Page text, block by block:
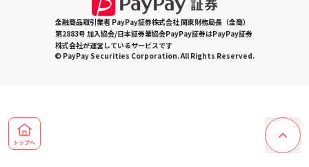
金融商品取引業者 PayPay証券株式会社 関東財務局長（金商）
第2883号 加入協会/日本証券業協会PayPay証券はPayPay証券
株式会社が運営しているサービスです
© PayPay Securities Corporation. All Rights Reserved.